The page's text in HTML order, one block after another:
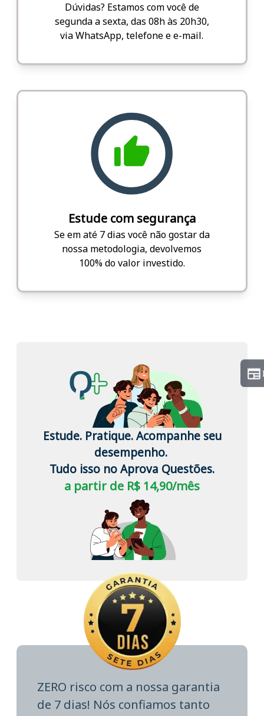
Dúvidas? Estamos com você de
segunda a sexta, das 08h às 20h30,
via WhatsApp, telefone e e-mail.
Estude com segurança
Se em até 7 dias você não gostar da
nossa metodologia, devolvemos
100% do valor investido.
Estude. Pratique. Acompanhe seu
desempenho.
Tudo isso no Aprova Questões.
a partir de R$ 14,90/mês
ZERO risco com a nossa garantia
de 7 dias! Nós confiamos tanto